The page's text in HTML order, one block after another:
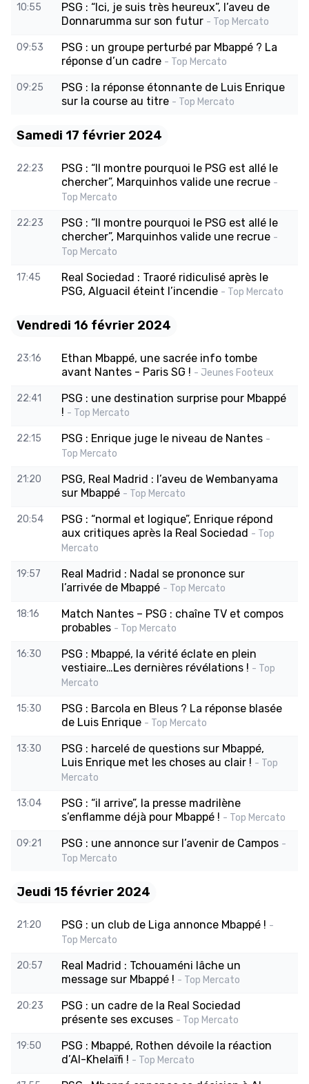
10:55
PSG : “Ici, je suis très heureux”, l’aveu de
Donnarumma sur son futur - Top Mercato
09:53
PSG : un groupe perturbé par Mbappé ? La
réponse d’un cadre - Top Mercato
09:25
PSG : la réponse étonnante de Luis Enrique
sur la course au titre - Top Mercato
Samedi 17 février 2024
22:23
PSG : “Il montre pourquoi le PSG est allé le
chercher”, Marquinhos valide une recrue -
Top Mercato
22:23
PSG : “Il montre pourquoi le PSG est allé le
chercher”, Marquinhos valide une recrue -
Top Mercato
17:45
Real Sociedad : Traoré ridiculisé après le
PSG, Alguacil éteint l’incendie - Top Mercato
Vendredi 16 février 2024
23:16
Ethan Mbappé, une sacrée info tombe
avant Nantes - Paris SG ! - Jeunes Footeux
22:41
PSG : une destination surprise pour Mbappé
! - Top Mercato
22:15 PSG : Enrique juge le niveau de Nantes -
Top Mercato
21:20
PSG, Real Madrid : l’aveu de Wembanyama
sur Mbappé - Top Mercato
20:54
PSG : “normal et logique”, Enrique répond
aux critiques après la Real Sociedad - Top
Mercato
19:57
Real Madrid : Nadal se prononce sur
l’arrivée de Mbappé - Top Mercato
18:16
Match Nantes – PSG : chaîne TV et compos
probables - Top Mercato
16:30
PSG : Mbappé, la vérité éclate en plein
vestiaire…Les dernières révélations ! - Top
Mercato
15:30
PSG : Barcola en Bleus ? La réponse blasée
de Luis Enrique - Top Mercato
13:30
PSG : harcelé de questions sur Mbappé,
Luis Enrique met les choses au clair ! - Top
Mercato
13:04
PSG : “il arrive”, la presse madrilène
s’enflamme déjà pour Mbappé ! - Top Mercato
09:21 PSG : une annonce sur l’avenir de Campos -
Top Mercato
Jeudi 15 février 2024
21:20 PSG : un club de Liga annonce Mbappé ! -
Top Mercato
20:57
Real Madrid : Tchouaméni lâche un
message sur Mbappé ! - Top Mercato
20:23
PSG : un cadre de la Real Sociedad
présente ses excuses - Top Mercato
19:50
PSG : Mbappé, Rothen dévoile la réaction
d’Al-Khelaïfi ! - Top Mercato